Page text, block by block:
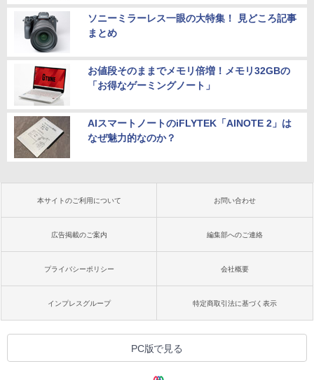
ソニーミラーレス一眼の大特集！ 見どころ記事
まとめ
お値段そのままでメモリ倍増！メモリ32GBの
「お得なゲーミングノート」
AIスマートノートのiFLYTEK「AINOTE 2」は
なぜ魅力的なのか？
本サイトのご利用について お問い合わせ
広告掲載のご案内 編集部へのご連絡
プライバシーポリシー 会社概要
インプレスグループ 特定商取引法に基づく表示
PC版で見る